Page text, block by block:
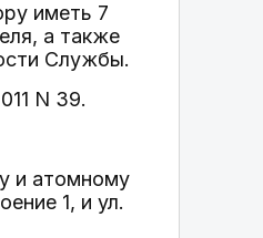
иметь 7
а также
Службы.
N 39.
и атомному
1, и ул.